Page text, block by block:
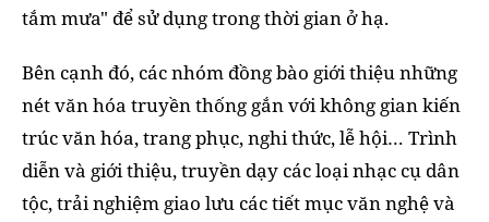
tắm mưa" để sử dụng trong thời gian ở hạ.
Bên cạnh đó, các nhóm đồng bào giới thiệu những
nét văn hóa truyền thống gắn với không gian kiến
trúc văn hóa, trang phục, nghi thức, lễ hội… Trình
diễn và giới thiệu, truyền dạy các loại nhạc cụ dân
tộc, trải nghiệm giao lưu các tiết mục văn nghệ và